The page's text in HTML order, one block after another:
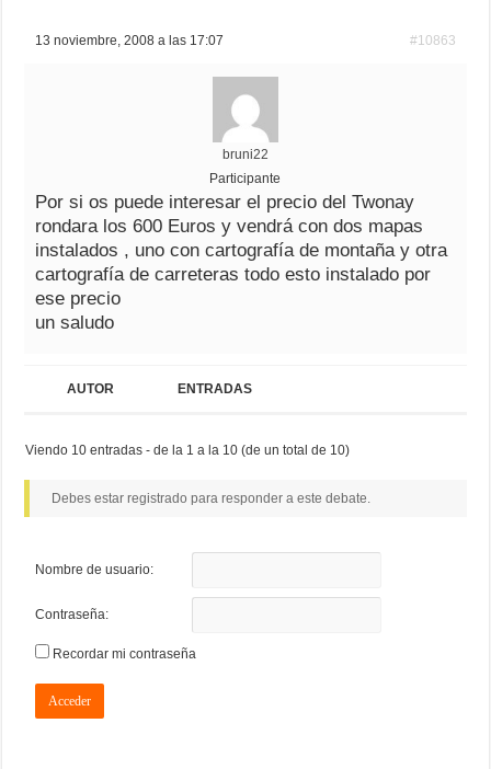
13 noviembre, 2008 a las 17:07 #10863
bruni22
Participante
Por si os puede interesar el precio del Twonay
rondara los 600 Euros y vendrá con dos mapas
instalados , uno con cartografía de montaña y otra
cartografía de carreteras todo esto instalado por
ese precio
un saludo
AUTOR ENTRADAS
Viendo 10 entradas - de la 1 a la 10 (de un total de 10)
Debes estar registrado para responder a este debate.
Nombre de usuario:
Contraseña:
Recordar mi contraseña
Acceder